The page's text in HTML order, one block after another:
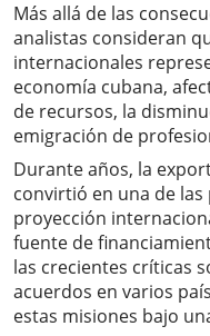
Más allá de las
analistas consideran
internacionales
economía cubana,
de recursos, la
emigración de
Durante años, la
convirtió en una de
proyección
fuente de
las crecientes críticas
acuerdos en varios
estas misiones bajo